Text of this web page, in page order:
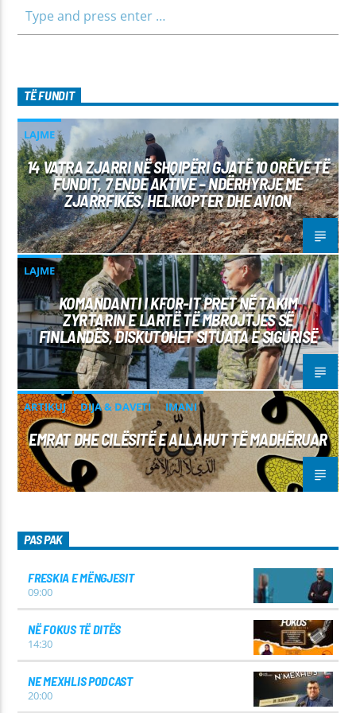
TË FUNDIT
LAJME
14 VATRA ZJARRI NË SHQIPËRI GJATË 10 ORËVE TË
FUNDIT, 7 ENDE AKTIVE – NDËRHYRJE ME
ZJARRFIKËS, HELIKOPTER DHE AVION
LAJME
KOMANDANTI I KFOR-IT PRET NË TAKIM
ZYRTARIN E LARTË TË MBROJTJES SË
FINLANDËS, DISKUTOHET SITUATA E SIGURISË
ARTIKUJ DIJA & DAVETI IMANI
EMRAT DHE CILËSITË E ALLAHUT TË MADHËRUAR
PAS PAK
FRESKIA E MËNGJESIT
09:00
NË FOKUS TË DITËS
14:30
NE MEXHLIS PODCAST
20:00